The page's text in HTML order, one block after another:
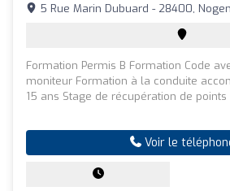
5 Rue Marin Dubuard - 28400,
Formation Permis B Formation Code
moniteur Formation à la conduite
15 ans Stage de récupération de points
Voir le